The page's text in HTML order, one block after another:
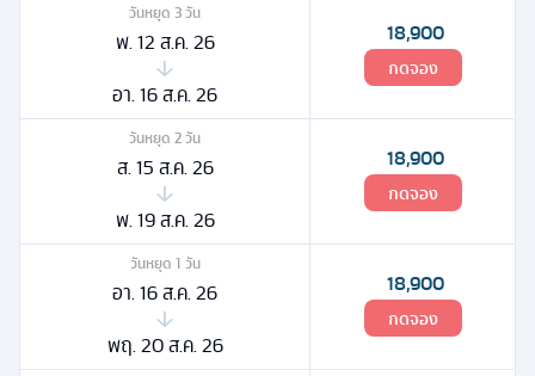
วันหยุด 3วัน
พ. 12 ส.ค. 26
อา. 16 ส.ค. 26
18,900
กดจอง
วันหยุด 2วัน
ส. 15 ส.ค. 26
พ. 19 ส.ค. 26
18,900
กดจอง
วันหยุด 1 วัน
อา. 16 ส.ค. 26
พฤ. 20 ส.ค. 26
18,900
กดจอง